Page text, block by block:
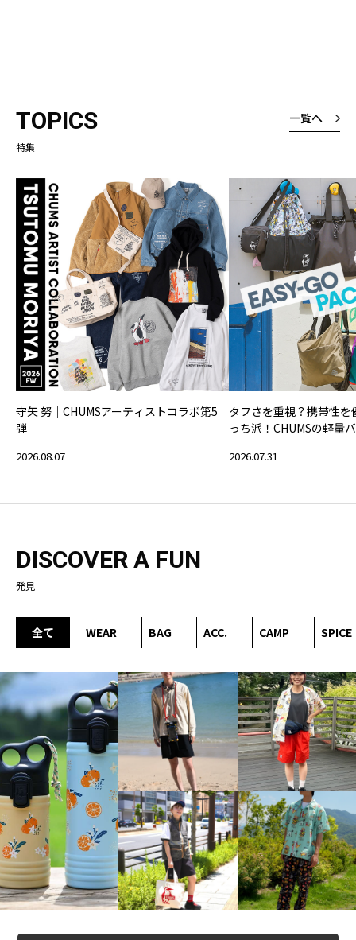
TOPICS
特集
一覧へ
守矢 努｜CHUMSアーティストコラボ第5
弾
2026.08.07
タフさを重視？携帯性
っち派！CHUMSの軽量
2026.07.31
DISCOVER A FUN
発見
全て WEAR BAG ACC. CAMP SPICE